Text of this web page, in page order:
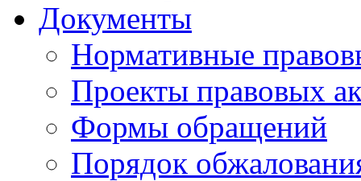
Документы
Нормативные
Проекты правовых
Формы обращений
Порядок